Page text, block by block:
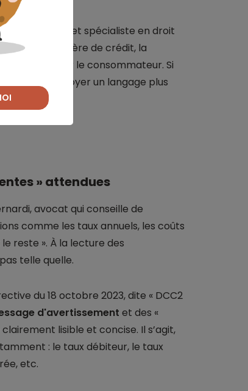
(Paris 2) et spécialiste en droit
: « En matière de crédit, la
prises par le consommateur. Si
d'employer un langage plus
» attendues
avocat qui conseille de
comme les taux annuels, les coûts
reste ». À la lecture des
telle quelle.
du 18 octobre 2023, dite « DCC2
d'avertissement et des «
lisible et concise. Il s’agit,
: le taux débiteur, le taux
etc.